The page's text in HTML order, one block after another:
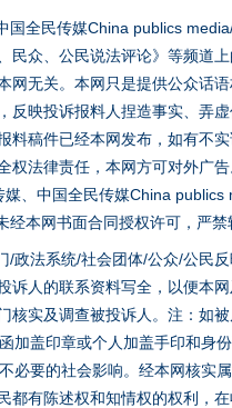
国全民传媒China publics
民众、公民说法评论》等频道
网无关。本网只是提供公众话
反映投诉报料人捏造事实、弄
料稿件已经本网发布，如有不
权法律责任，本网方可对外广
、中国全民传媒China
本网书面合同授权许可，严禁
/政法系统/社会团体/公众/公民
诉人的联系资料写全，以便本
核实及调查被投诉人。注：如
加盖印章或个人加盖手印和身
必要的社会影响。经本网核实
都有陈述权和知情权的权利，